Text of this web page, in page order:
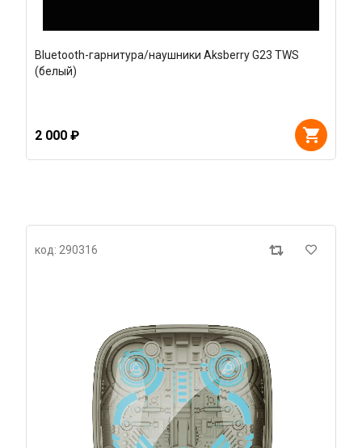
Bluetooth-гарнитура/наушники Aksberry G23 TWS
(белый)
2 000 ₽
код: 290316